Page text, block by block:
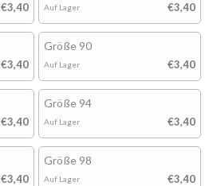
€3,40 €3,40
Auf Lager
€3,40
Größe 90
€3,40
Auf Lager
€3,40
Größe 94
€3,40
Auf Lager
€3,40
Größe 98
€3,40
Auf Lager